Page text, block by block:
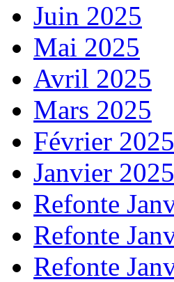
Juin 2025
Mai 2025
Avril 2025
Mars 2025
Février 2025
Janvier 2025
Refonte
Refonte
Refonte